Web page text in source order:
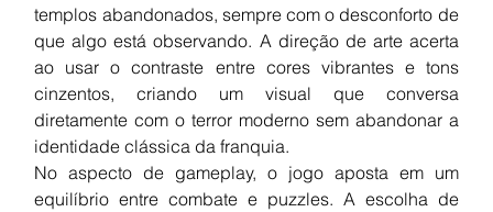
templos abandonados, sempre com o desconforto de
que algo está observando. A direção de arte acerta
ao usar o contraste entre cores vibrantes e tons
cinzentos, criando um visual que conversa
diretamente com o terror moderno sem abandonar a
identidade clássica da franquia.
No aspecto de gameplay, o jogo aposta em um
equilíbrio entre combate e puzzles. A escolha de